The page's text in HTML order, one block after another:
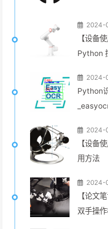
2024-
【设备
Python
2024-
Python
2024-
【设备
用方法
2024-
【论文
双手操